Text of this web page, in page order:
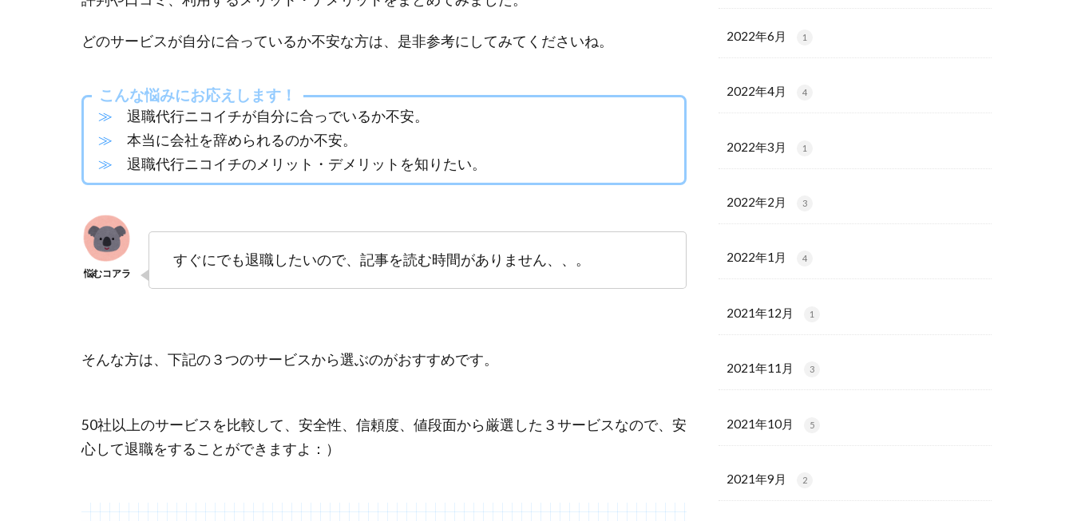
どのサービスが自分に合っているか不安な方は、是非参考にしてみてくださいね。
こんな悩みにお応えします！
≫ 退職代行ニコイチが自分に合っでいるか不安。
≫ 本当に会社を辞められるのか不安。
≫ 退職代行ニコイチのメリット・デメリットを知りたい。
すぐにでも退職したいので、記事を読む時間がありません、、。
そんな方は、下記の３つのサービスから選ぶのがおすすめです。
50社以上のサービスを比較して、安全性、信頼度、値段面から厳選した３サービスなので、安
心して退職をすることができますよ：）
2022年6月 1
2022年4月 4
2022年3月 1
2022年2月 3
2022年1月 4
2021年12月 1
2021年11月 3
2021年10月 5
2021年9月 2